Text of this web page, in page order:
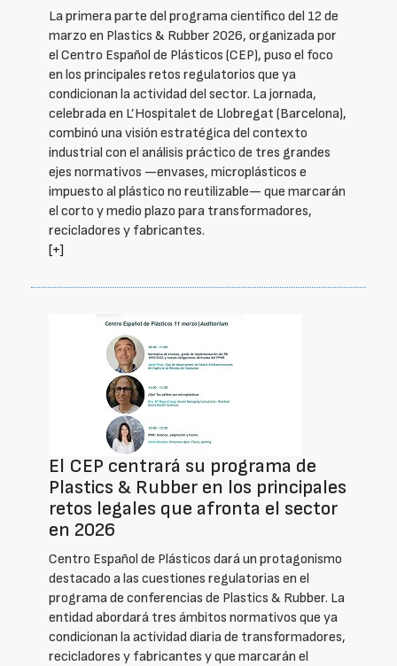
La primera parte del programa científico del 12 de
marzo en Plastics & Rubber 2026, organizada por
el Centro Español de Plásticos (CEP), puso el foco
en los principales retos regulatorios que ya
condicionan la actividad del sector. La jornada,
celebrada en L’Hospitalet de Llobregat (Barcelona),
combinó una visión estratégica del contexto
industrial con el análisis práctico de tres grandes
ejes normativos —envases, microplásticos e
impuesto al plástico no reutilizable— que marcarán
el corto y medio plazo para transformadores,
recicladores y fabricantes.
[+]
El CEP centrará su programa de
Plastics & Rubber en los principales
retos legales que afronta el sector
en 2026
Centro Español de Plásticos dará un protagonismo
destacado a las cuestiones regulatorias en el
programa de conferencias de Plastics & Rubber. La
entidad abordará tres ámbitos normativos que ya
condicionan la actividad diaria de transformadores,
recicladores y fabricantes y que marcarán el